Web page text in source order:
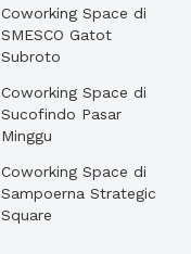
Coworking Space di
SMESCO Gatot
Subroto
Coworking Space di
Sucofindo Pasar
Minggu
Coworking Space di
Sampoerna Strategic
Square